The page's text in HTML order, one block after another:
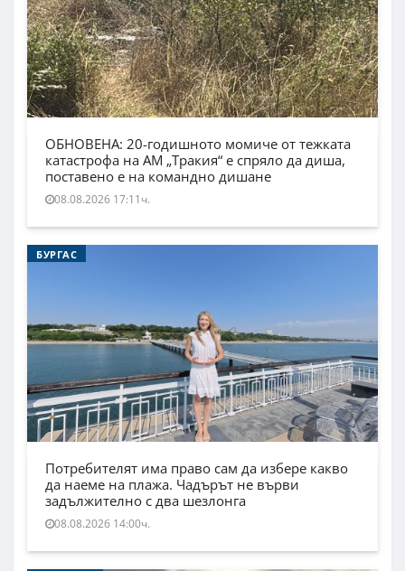
ОБНОВЕНА: 20-годишното момиче от тежката
катастрофа на АМ „Тракия“ е спряло да диша,
поставено е на командно дишане
08.08.2026 17:11ч.
БУРГАС
Потребителят има право сам да избере какво
да наеме на плажа. Чадърът не върви
задължително с два шезлонга
08.08.2026 14:00ч.